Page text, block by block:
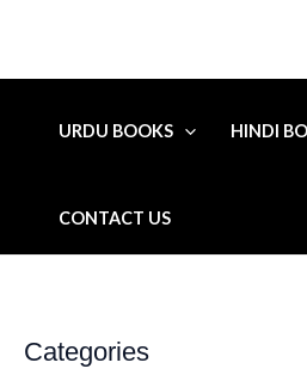
URDU BOOKS HINDI
CONTACT US
Categories